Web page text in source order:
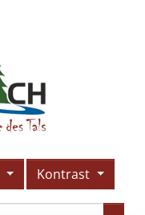
Kontrast